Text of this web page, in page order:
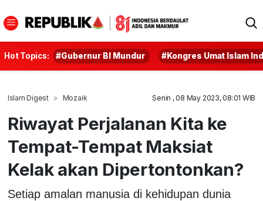
Hot Topics: #Gubernur BI Mundur #Kongres Umat Islam
Islam Digest Mozaik Senin , 08 May 2023, 08:01 WIB
Riwayat Perjalanan Kita ke
Tempat-Tempat Maksiat
Kelak akan Dipertontonkan?
Setiap amalan manusia di kehidupan dunia